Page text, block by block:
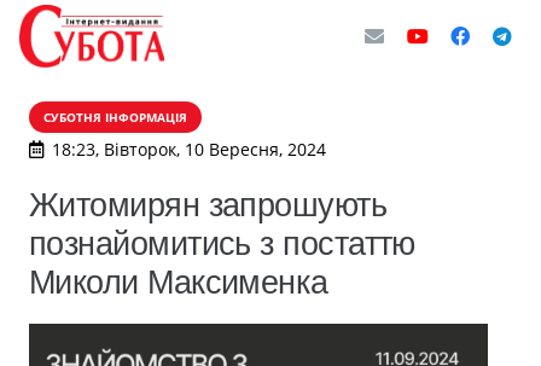
СУБОТНЯ ІНФОРМАЦІЯ
18:23, Вівторок, 10 Вересня, 2024
Житомирян запрошують
познайомитись з постаттю
Миколи Максименка